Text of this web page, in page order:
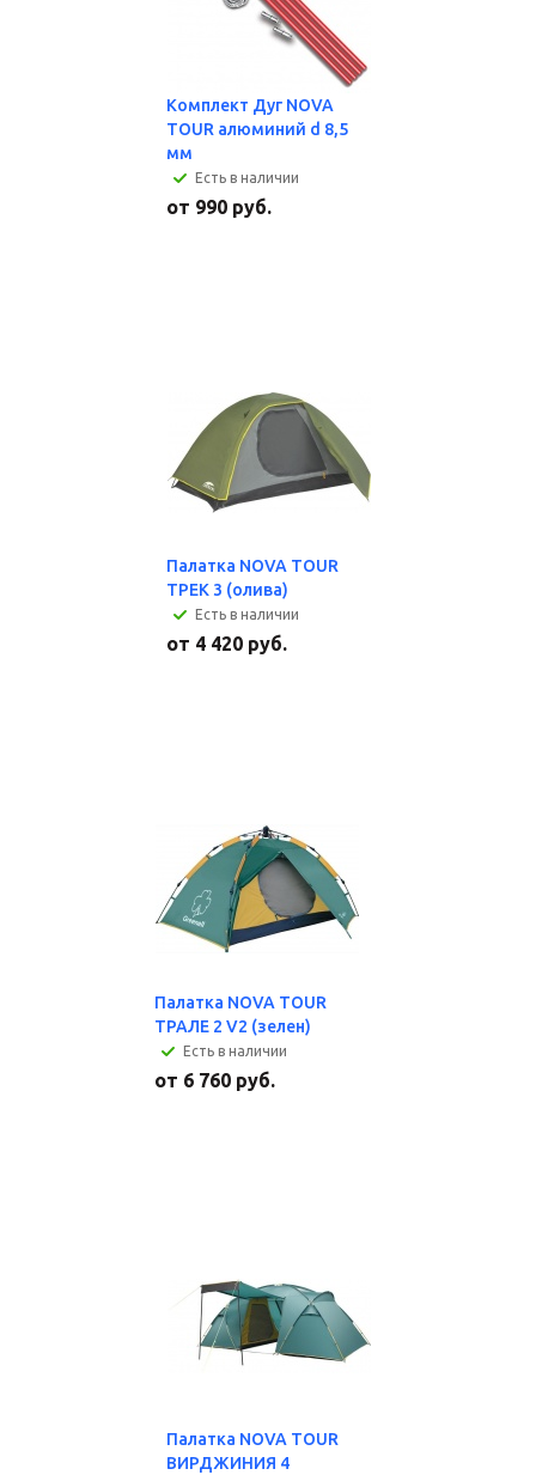
Комплект Дуг NOVA
TOUR алюминий d 8,5
мм
Есть в наличии
от 990 руб.
Палатка NOVA TOUR
ТРЕК 3 (олива)
Есть в наличии
от 4 420 руб.
Палатка NOVA TOUR
ТРАЛЕ 2 V2 (зелен)
Есть в наличии
от 6 760 руб.
Палатка NOVA TOUR
ВИРДЖИНИЯ 4